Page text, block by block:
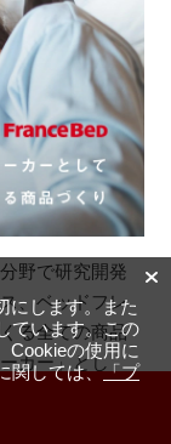
野で研究開発
、ベッドフレ
る全ての商品
カー」とし
けています。
にします。また
ています。この
Cookieの使用に
関しては、「プ